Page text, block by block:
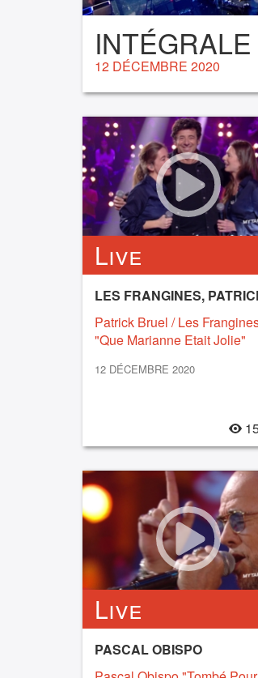
INTÉGRALE
12 DÉCEMBRE 2020
Live
Patrick Bruel / Les
"Que Marianne Etait Jolie"
12 DÉCEMBRE 2020
Live
PASCAL OBISPO